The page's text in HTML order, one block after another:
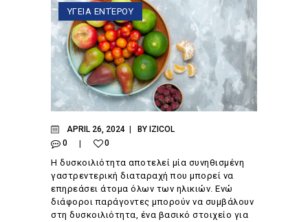
ΥΓΕΙΑ ΕΝΤΈΡΟΥ
APRIL 26, 2024 BY IZICOL
0
0
Η δυσκοιλιότητα αποτελεί μία συνηθισμένη
γαστρεντερική διαταραχή που μπορεί να
επηρεάσει άτομα όλων των ηλικιών. Ενώ
διάφοροι παράγοντες μπορούν να συμβάλουν
στη δυσκοιλιότητα, ένα βασικό στοιχείο για